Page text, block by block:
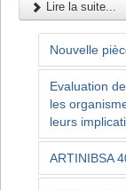
Lire la suite...
Nouvelle
Evaluation
les
leurs
ARTINIBSA